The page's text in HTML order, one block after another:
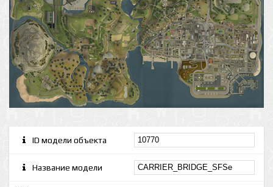
ID модели объекта
Название модели